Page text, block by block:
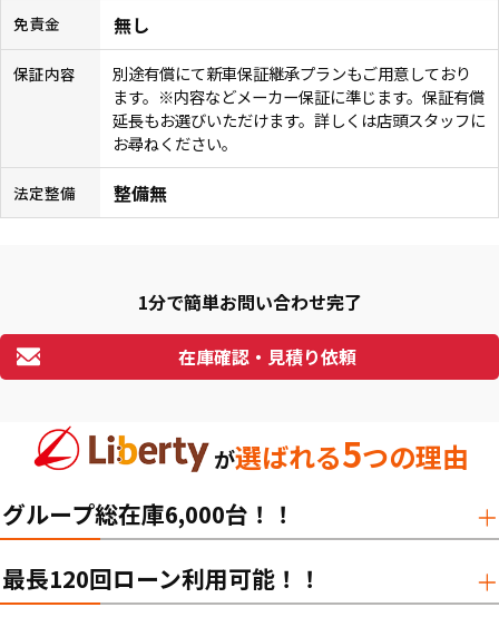
免責金 無し
保証内容
別途有償にて新車保証継承プランもご用意しており
ます。※内容などメーカー保証に準じます。保証有償
延長もお選びいただけます。詳しくは店頭スタッフに
お尋ねください。
法定整備 整備無
1分で簡単お問い合わせ完了
在庫確認・見積り依頼
が選ばれる5つの理由
グループ総在庫6,000台！！
最長120回ローン利用可能！！